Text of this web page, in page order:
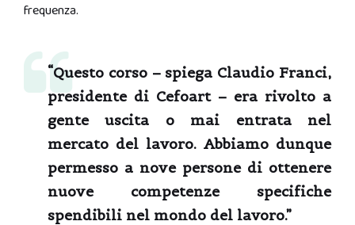
frequenza.
“Questo corso – spiega Claudio Franci,
presidente di Cefoart– era rivolto a
gente uscita o mai entrata nel
mercato del lavoro. Abbiamo dunque
permesso a nove persone di ottenere
nuove competenze specifiche
spendibili nel mondo del lavoro.”